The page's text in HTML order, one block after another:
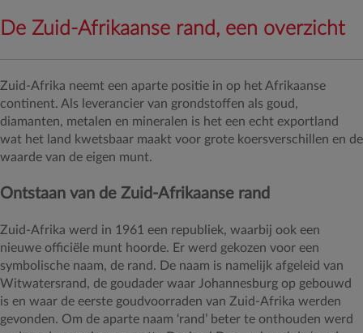
De Zuid-Afrikaanse rand, een overzicht
Zuid-Afrika neemt een aparte positie in op het Afrikaanse
continent. Als leverancier van grondstoffen als goud,
diamanten, metalen en mineralen is het een echt exportland
wat het land kwetsbaar maakt voor grote koersverschillen en de
waarde van de eigen munt.
Ontstaan van de Zuid-Afrikaanse rand
Zuid-Afrika werd in 1961 een republiek, waarbij ook een
nieuwe officiële munt hoorde. Er werd gekozen voor een
symbolische naam, de rand. De naam is namelijk afgeleid van
Witwatersrand, de goudader waar Johannesburg op gebouwd
is en waar de eerste goudvoorraden van Zuid-Afrika werden
gevonden. Om de aparte naam ‘rand’ beter te onthouden werd